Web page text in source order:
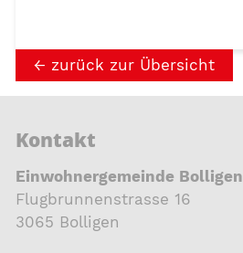
zurück zur Übersicht
Kontakt
Einwohnergemeinde Bolligen
Flugbrunnenstrasse 16
3065 Bolligen